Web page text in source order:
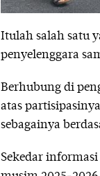
Itulah salah satu
penyelenggara
Berhubung di
atas
sebagainya
Sekedar